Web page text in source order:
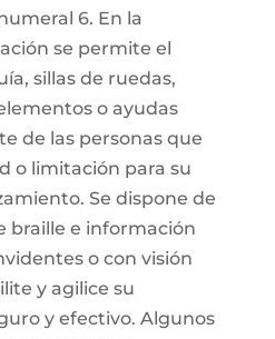
6. En la
se permite el
sillas de ruedas,
o ayudas
de las personas que
o limitación para su
Se dispone de
braille e información
o con visión
y agilice su
y efectivo. Algunos